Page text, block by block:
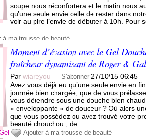
soupe nous réconfortera et le matin nous
qu’une seule envie celle de rester dans
voir au pire l’envie de débuter à 10h. Pour
à ma trousse de beauté
Moment d’évasion avec le Gel
fraîcheur dynamisant de Roger &
Parwiareyou S'abonner 27/10/15 06:45
Avez vous déjà eu qu’une seule envie en
journée bien chargée, que de vous
vous détendre sous une douche bien
« enveloppante » de douceur ? Où alors
que vous possédez ou avez trouvé votre
beauté chouchou , de...
Gel Ajouter à ma trousse de beauté